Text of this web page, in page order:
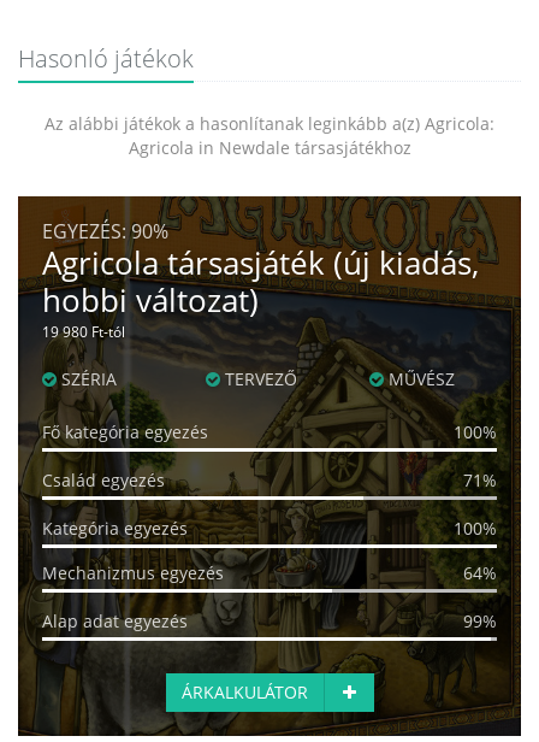
Hasonló játékok
Az alábbi játékok a hasonlítanak leginkább a(z) Agricola:
Agricola in Newdale társasjátékhoz
EGYEZÉS:90%
Agricola társasjáték (új kiadás,
hobbi változat)
19 980 Ft-tól
SZÉRIA TERVEZŐ MŰVÉSZ
Fő kategória egyezés 100%
Család egyezés 71%
Kategória egyezés
100%
Mechanizmus egyezés
64%
Alap adat egyezés 99%
ÁRKALKULÁTOR